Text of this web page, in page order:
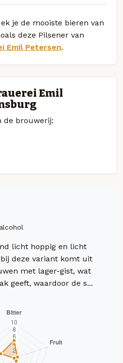
je de mooiste bieren van
deze Pilsener van
Emil Petersen.
Emil
de brouwerij:
licht hoppig en licht
deze variant komt uit
met lager-gist, wat
geeft, waardoor de s...